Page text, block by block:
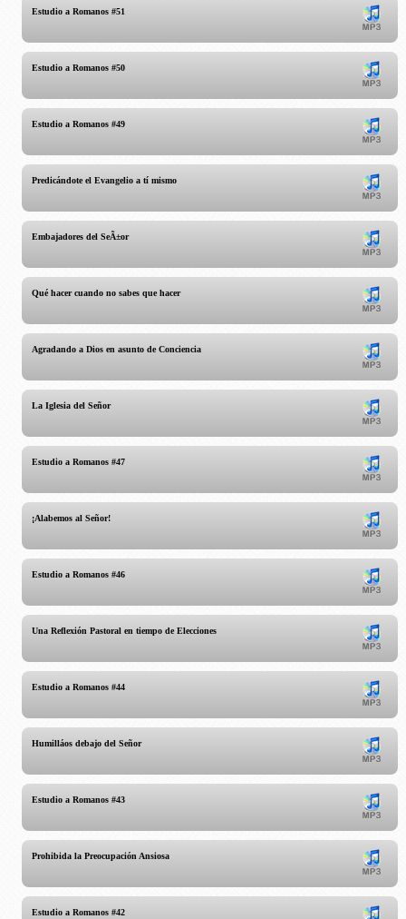
Estudio a Romanos #51
Estudio a Romanos #50
Estudio a Romanos #49
Predicándote el Evangelio a tí mismo
Embajadores del SeÃ±or
Qué hacer cuando no sabes que hacer
Agradando a Dios en asunto de Conciencia
La Iglesia del Señor
Estudio a Romanos #47
¡Alabemos al Señor!
Estudio a Romanos #46
Una Reflexión Pastoral en tiempo de Elecciones
Estudio a Romanos #44
Humilláos debajo del Señor
Estudio a Romanos #43
Prohibida la Preocupación Ansiosa
Estudio a Romanos #42